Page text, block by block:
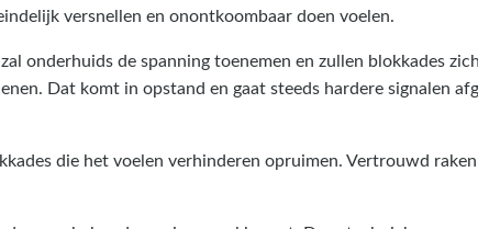
versnellen en onontkoombaar doen voelen.
onderhuids de spanning toenemen en zullen blokkades
Dat komt in opstand en gaat steeds hardere signalen
die het voelen verhinderen opruimen. Vertrouwd